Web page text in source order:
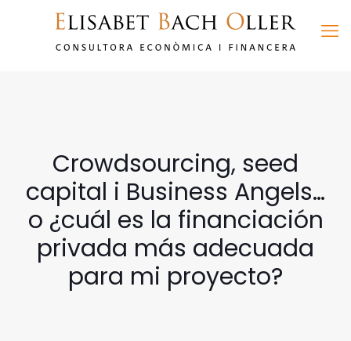
Crowdsourcing, seed
capital i Business Angels…
o ¿cuál es la financiación
privada más adecuada
para mi proyecto?